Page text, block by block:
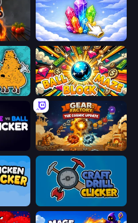
Crystalia Idle Clicker
Capybara Merge Evolution Ball Block Maze
Gear Factory
Craft Drill Clicker